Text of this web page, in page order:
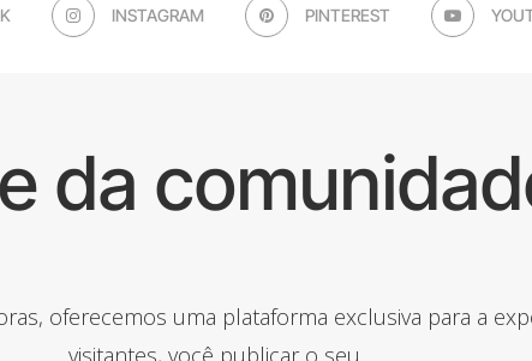
INSTAGRAM PINTEREST
da
oferecemos uma plataforma exclusiva para a
visitantes, você publicar o seu.